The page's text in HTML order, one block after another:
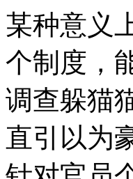
某种意义
个制度，
调查躲猫
直引以为